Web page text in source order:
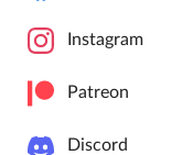
Instagram
Patreon
Discord